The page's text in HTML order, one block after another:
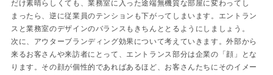
だけ素晴らしくても、業務室に入った途端無機質な部屋に変わってし
まったら、逆に従業員のテンションも下がってしまいます。エントラン
スと業務室のデザインのバランスもきちんととるようにしましょう。
次に、アウターブランディング効果について考えていきます。外部から
来るお客さんや来訪者にとって、エントランス部分は企業の「顔」とな
ります。その顔が個性的であればあるほど、お客さんたちにそのイメー